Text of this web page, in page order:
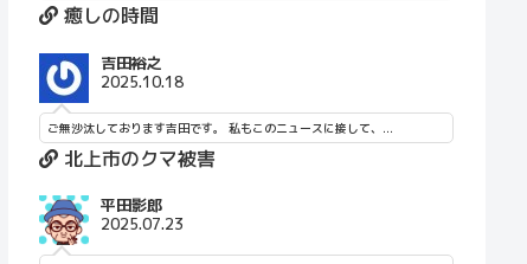
癒しの時間
吉田裕之
2025.10.18
ご無沙汰しております吉田です。 私もこのニュースに接して、...
北上市のクマ被害
平田影郎
2025.07.23